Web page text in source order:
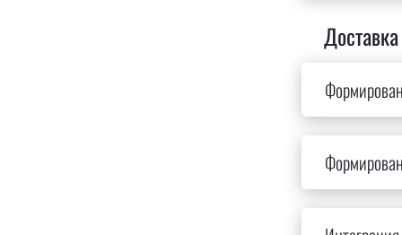
Доставка